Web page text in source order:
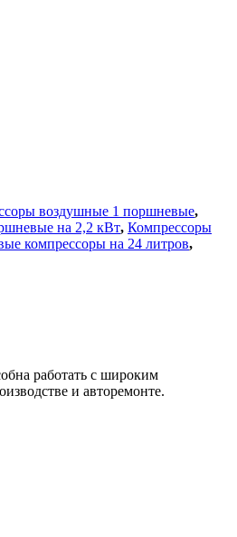
воздушные 1 поршневые,
на 2,2 кВт, Компрессоры
компрессоры на 24 литров,
работать с широким
и авторемонте.